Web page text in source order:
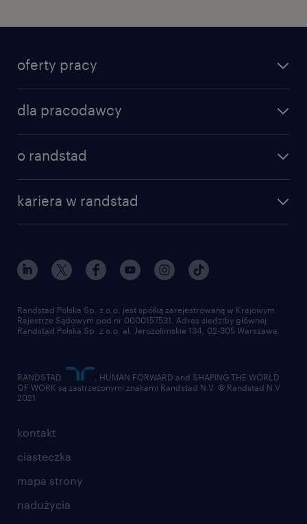
oferty pracy
dla pracodawcy
o randstad
kariera w randstad
kontakt
ciasteczka
mapa strony
nadużycia
Randstad Polska Sp. z o.o. jest spółką zarejestrowaną w Krajowym
Rejestrze Sądowym pod nr 0000157531. Adres siedziby głównej
Randstad Polska Sp. z o.o. al. Jerozolimskie 134, 02-305 Warszawa.
RANDSTAD,
, HUMAN FORWARD and SHAPING THE WORLD
OF WORK są zastrzeżonymi znakami Randstad N.V. © Randstad N.V
2021